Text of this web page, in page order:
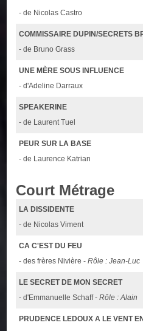
- de Nicolas Castro
COMMISSAIRE DUPIN/SECRETS
- de Bruno Grass
UNE MÈRE SOUS INFLUENCE
- d'Adeline Darraux
SPEAKERINE
- de Laurent Tuel
PEUR SUR LA BASE
- de Laurence Katrian
Court Métrage
LA DISSIDENTE
- de Nicolas Viment
CA C'EST DU FEU
- des frères Nivière -Rôle : Jean-Luc
LE SECRET DE MON SECRET
- d'Emmanuelle Schaff -Rôle : Alain
PRUDENCE LEDOUX A LE VENT